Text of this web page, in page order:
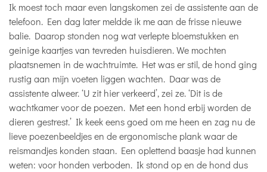
Ik moest toch maar even langskomen zei de assistente aan de
telefoon. Een dag later meldde ik me aan de frisse nieuwe
balie. Daarop stonden nog wat verlepte bloemstukken en
geinige kaartjes van tevreden huisdieren. We mochten
plaatsnemen in de wachtruimte. Het was er stil, de hond ging
rustig aan mijn voeten liggen wachten. Daar was de
assistente alweer. ‘U zit hier verkeerd’, zei ze. ‘Dit is de
wachtkamer voor de poezen. Met een hond erbij worden de
dieren gestrest.’ Ik keek eens goed om me heen en zag nu de
lieve poezenbeeldjes en de ergonomische plank waar de
reismandjes konden staan. Een oplettend baasje had kunnen
weten: voor honden verboden. Ik stond op en de hond dus